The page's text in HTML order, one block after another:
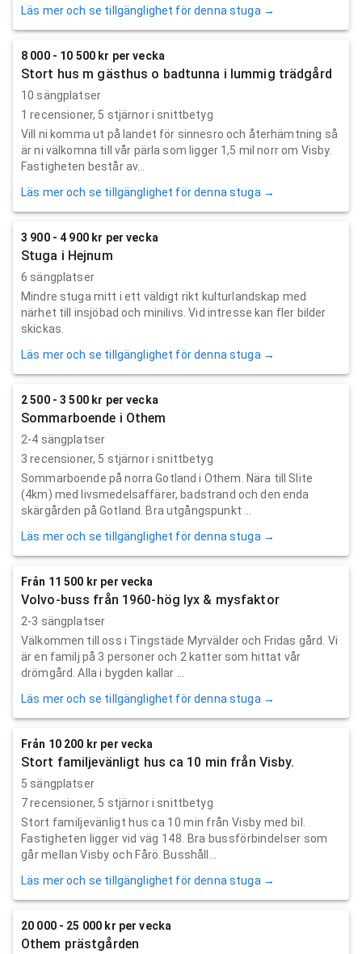
Läs mer och se tillgänglighet för denna stuga →
8 000 - 10 500 kr per vecka
Stort hus m gästhus o badtunna i lummig trädgård
10 sängplatser
1 recensioner, 5 stjärnor i snittbetyg
Vill ni komma ut på landet för sinnesro och återhämtning så
är ni välkomna till vår pärla som ligger 1,5 mil norr om Visby.
Fastigheten består av...
Läs mer och se tillgänglighet för denna stuga →
3 900 - 4 900 kr per vecka
Stuga i Hejnum
6 sängplatser
Mindre stuga mitt i ett väldigt rikt kulturlandskap med
närhet till insjöbad och minilivs. Vid intresse kan fler bilder
skickas.
Läs mer och se tillgänglighet för denna stuga →
2 500 - 3 500 kr per vecka
Sommarboende i Othem
2-4 sängplatser
3 recensioner, 5 stjärnor i snittbetyg
Sommarboende på norra Gotland i Othem. Nära till Slite
(4km) med livsmedelsaffärer, badstrand och den enda
skärgården på Gotland. Bra utgångspunkt ...
Läs mer och se tillgänglighet för denna stuga →
Från 11 500 kr per vecka
Volvo-buss från 1960-hög lyx & mysfaktor
2-3 sängplatser
Välkommen till oss i Tingstäde Myrvälder och Fridas gård. Vi
är en familj på 3 personer och 2 katter som hittat vår
drömgård. Alla i bygden kallar ...
Läs mer och se tillgänglighet för denna stuga →
Från 10 200 kr per vecka
Stort familjevänligt hus ca 10 min från Visby.
5 sängplatser
7recensioner, 5 stjärnor i snittbetyg
Stort familjevänligt hus ca 10 min från Visby med bil.
Fastigheten ligger vid väg 148. Bra bussförbindelser som
går mellan Visby och Fårö. Busshåll...
Läs mer och se tillgänglighet för denna stuga →
20 000 - 25 000 kr per vecka
Othem prästgården